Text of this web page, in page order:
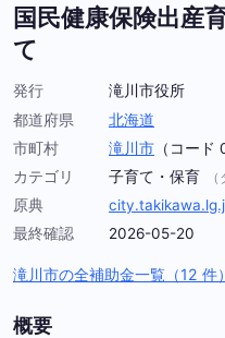
国民健康保険出産
て
発行
滝川市役所
都道府県
北海道
市町村
滝川市 （コード
カテゴリ
子育て・保育
原典
最終確認
2026-05-20
滝川市の全補助金一覧（12 件
概要